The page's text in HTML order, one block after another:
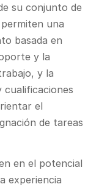
su conjunto de
una
basada en
y la
y la
cualificaciones
el
de tareas
en el potencial
experiencia